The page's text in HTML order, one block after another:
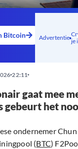
Bitcoin Advertentieje
22:11
gaat mee
gebeurt het
ondernemer
(BTC)